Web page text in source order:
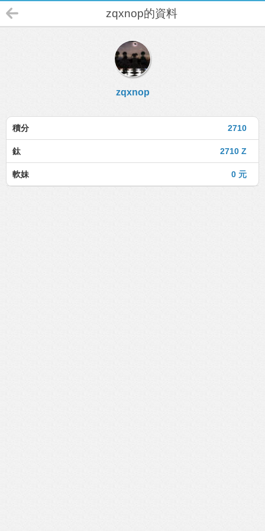
zqxnop的資料
zqxnop
2710
積分
2710 Z
鈦
0 元
軟妹